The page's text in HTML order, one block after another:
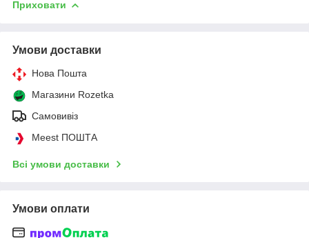
Приховати
Умови доставки
Нова Пошта
Магазини Rozetka
Самовивіз
Meest ПОШТА
Всі умови доставки
Умови оплати